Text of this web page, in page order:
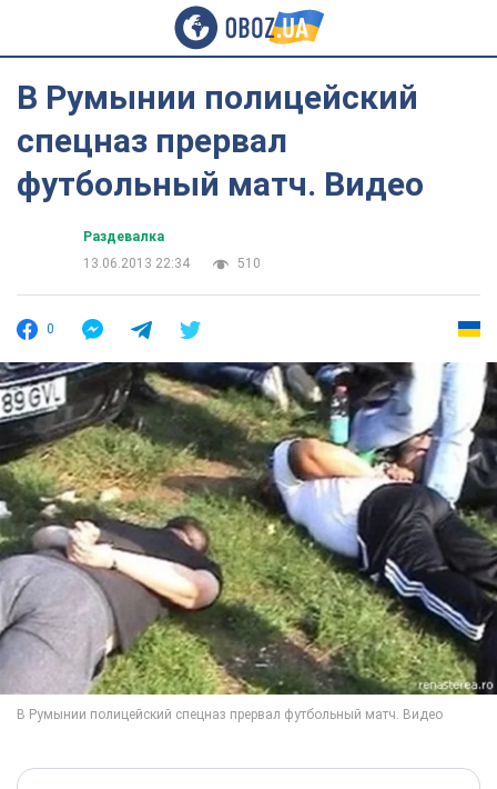
В Румынии полицейский
спецназ прервал
футбольный матч. Видео
Раздевалка
13.06.2013 22:34
510
0